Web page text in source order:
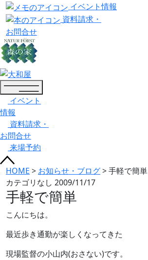
イベント情報
資料請求・
お問合せ
イベント
情報
資料請求・
お問合せ
来場予約
HOME > お知らせ・ブログ>手軽で簡単
カテゴリなし 2009/11/17
手軽で簡単
こんにちは。
最近歩き通勤が楽しくなってきた
現場監督の小山内(おさない)です。